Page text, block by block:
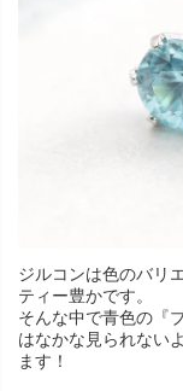
ジルコンは色のバリ
ティー豊かです。
そんな中で青色の『
はなかな見られない
ます！